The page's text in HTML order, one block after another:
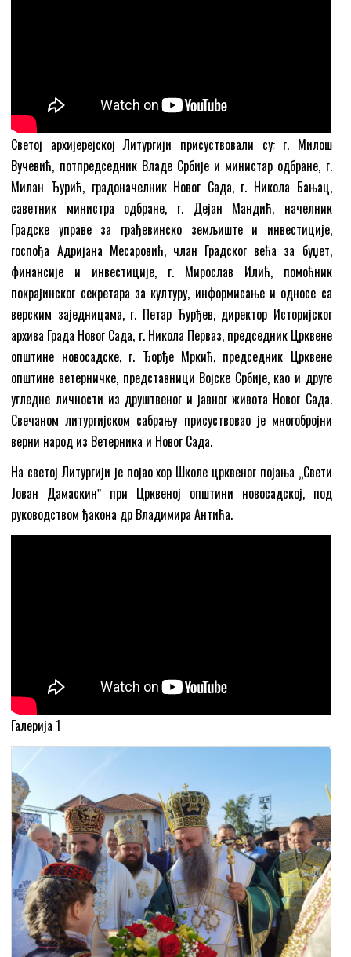
Светој архијерејској Литургији присуствовали су: г. Милош
Вучевић, потпредседник Владе Србије и министар одбране, г.
Милан Ђурић, градоначелник Новог Сада, г. Никола Бањац,
саветник министра одбране, г. Дејан Мандић, начелник
Градске управе за грађевинско земљиште и инвестиције,
госпођа Адријана Месаровић, члан Градског већа за буџет,
финансије и инвестиције, г. Мирослав Илић, помоћник
покрајинског секретара за културу, информисање и односе са
верским заједницама, г. Петар Ђурђев, директор Историјског
архива Града Новог Сада, г. Никола Перваз, председник Црквене
општине новосадске, г. Ђорђе Мркић, председник Црквене
општине ветерничке, представници Војске Србије, као и друге
угледне личности из друштвеног и јавног живота Новог Сада.
Свечаном литургијском сабрању присуствовао је многобројни
верни народ из Ветерника и Новог Сада.
На светој Литургији је појао хор Школе црквеног појања „Свети
Јован Дамаскинˮ при Црквеној општини новосадској, под
руководством ђакона др Владимира Антића.
Галерија 1